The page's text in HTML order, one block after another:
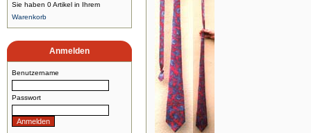
Sie haben 0 Artikel in Ihrem
Warenkorb
Anmelden
Benutzername
Passwort